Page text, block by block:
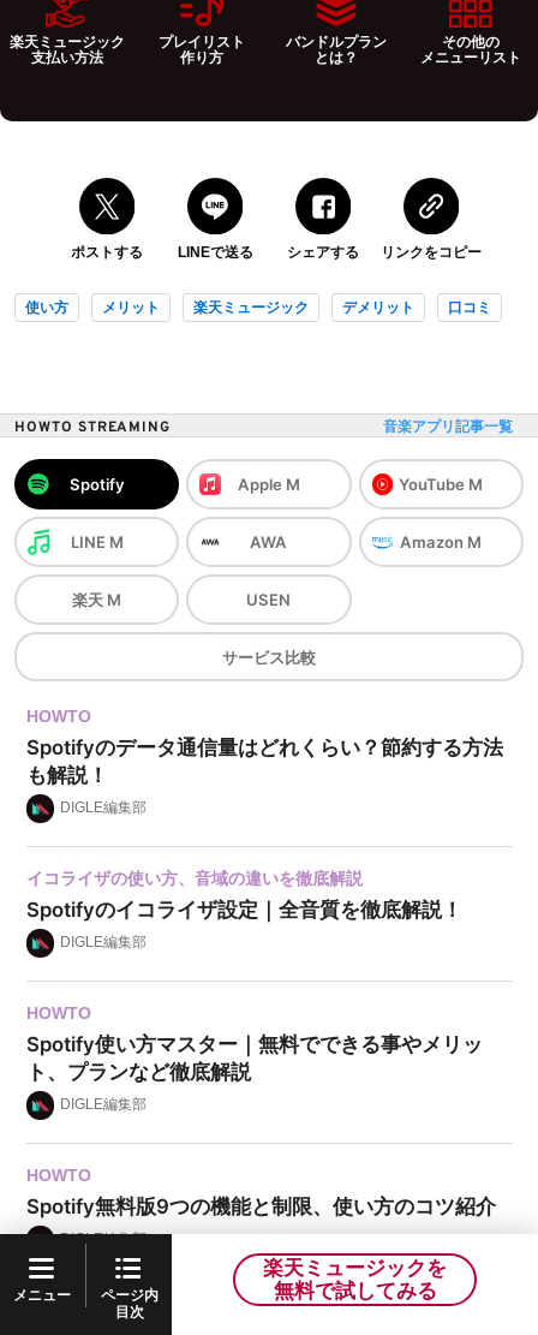
楽天ミュージック
支払い方法
プレイリスト
作り方
バンドルプラン
とは？
その他の
メニューリスト
ポストする LINEで送る シェアする リンクをコピー
使い方 メリット 楽天ミュージック デメリット 口コミ
HOWTO STREAMING 音楽アプリ記事一覧
Spotify Apple M YouTube M
LINE M AWA Amazon M
楽天 M USEN
サービス比較
HOWTO
Spotifyのデータ通信量はどれくらい？節約する方法
も解説！
DIGLE編集部
イコライザの使い方、音域の違いを徹底解説
Spotifyのイコライザ設定｜全音質を徹底解説！
DIGLE編集部
HOWTO
Spotify使い方マスター｜無料でできる事やメリッ
ト、プランなど徹底解説
DIGLE編集部
HOWTO
Spotify無料版9つの機能と制限、使い方のコツ紹介
DIGLE編集部
メニュー
ページ内
目次
楽天ミュージックを
無料で試してみる